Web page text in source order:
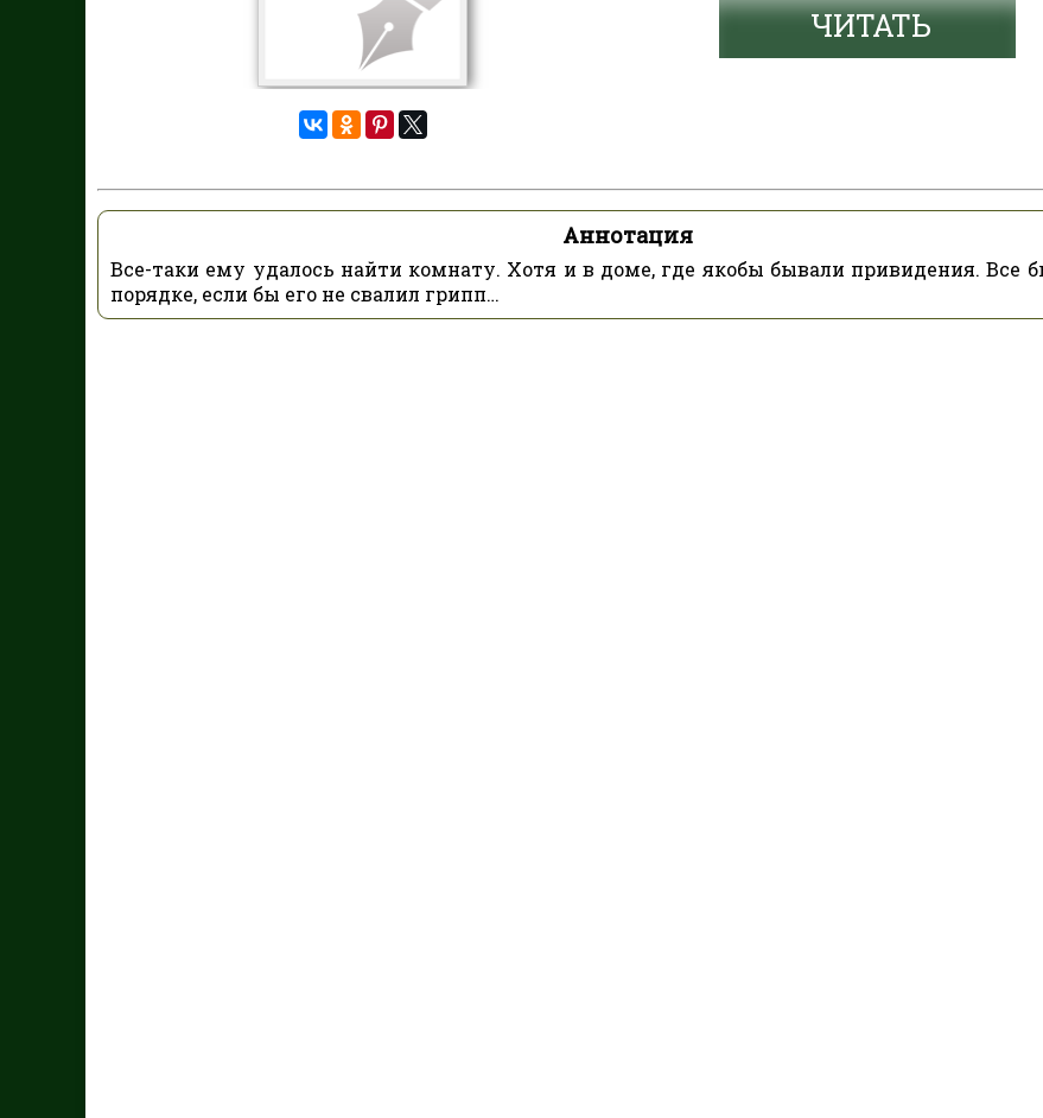
ЧИТАТЬ
Аннотация
Все-таки ему удалось найти комнату. Хотя и в доме, где якобы бывали привидения. Все
порядке, если бы его не свалил грипп…